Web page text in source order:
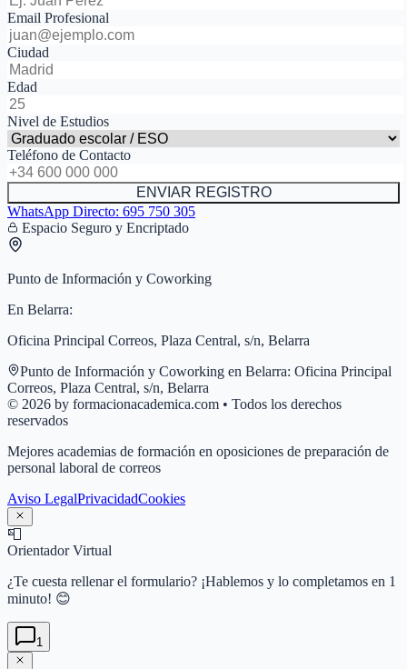
Email Profesional
Ciudad
Edad
Nivel de Estudios
Teléfono de Contacto
ENVIAR REGISTRO
WhatsApp Directo: 695 750 305
Espacio Seguro y Encriptado
Punto de Información y Coworking
En Belarra:
Oficina Principal Correos, Plaza Central, s/n, Belarra
Punto de Información y Coworking en Belarra: Oficina Principal
Correos, Plaza Central, s/n, Belarra
© 2026 by formacionacademica.com • Todos los derechos
reservados
Mejores academias de formación en oposiciones de preparación de
personal laboral de correos
Aviso LegalPrivacidadCookies
📮
Orientador Virtual
¿Te cuesta rellenar el formulario? ¡Hablemos y lo completamos en 1
minuto! 😊
1